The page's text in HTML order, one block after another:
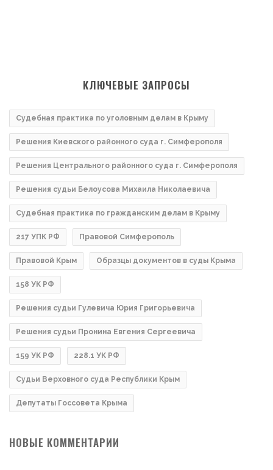
КЛЮЧЕВЫЕ ЗАПРОСЫ
Судебная практика по уголовным делам в Крыму
Решения Киевского районного суда г. Симферополя
Решения Центрального районного суда г. Симферополя
Решения судьи Белоусова Михаила Николаевича
Судебная практика по гражданским делам в Крыму
217 УПК РФ Правовой Симферополь
Правовой Крым Образцы документов в суды Крыма
158 УК РФ
Решения судьи Гулевича Юрия Григорьевича
Решения судьи Пронина Евгения Сергеевича
159 УК РФ 228.1 УК РФ
Судьи Верховного суда Республики Крым
Депутаты Госсовета Крыма
НОВЫЕ КОММЕНТАРИИ